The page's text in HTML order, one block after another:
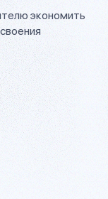
экономить